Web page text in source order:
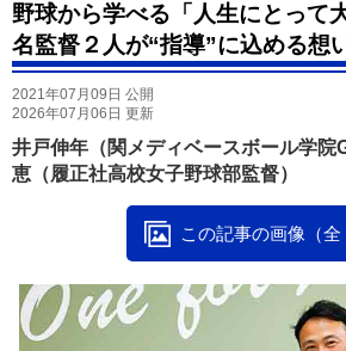
野球から学べる「人生にとって
名監督２人が“指導”に込める想
2021年07月09日 公開
2026年07月06日 更新
井戸伸年（関メディベースボール学院
恵（履正社高校女子野球部監督）
この記事の画像（全